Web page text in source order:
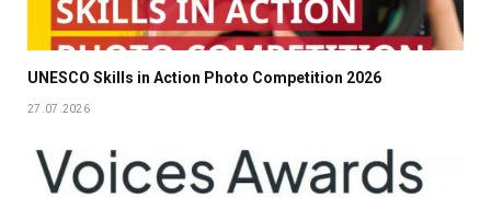
UNESCO Skills in Action Photo Competition 2026
27.07.2026